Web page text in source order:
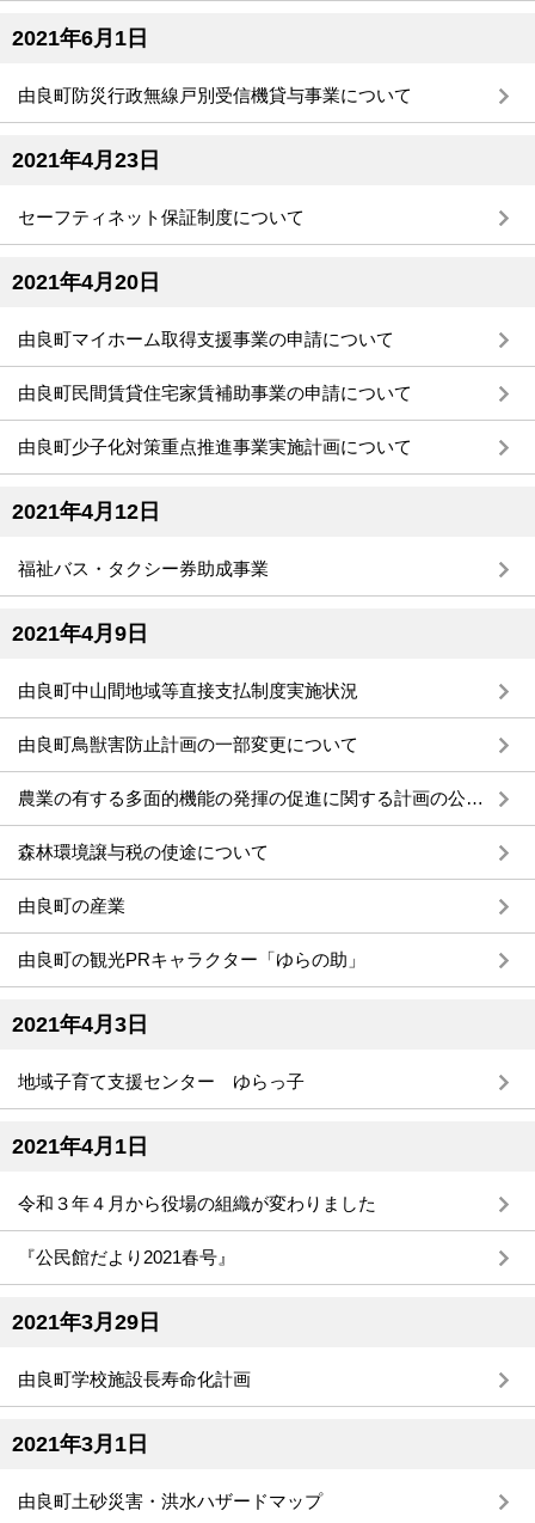
2021年6月1日
由良町防災行政無線戸別受信機貸与事業について
2021年4月23日
セーフティネット保証制度について
2021年4月20日
由良町マイホーム取得支援事業の申請について
由良町民間賃貸住宅家賃補助事業の申請について
由良町少子化対策重点推進事業実施計画について
2021年4月12日
福祉バス・タクシー券助成事業
2021年4月9日
由良町中山間地域等直接支払制度実施状況
由良町鳥獣害防止計画の一部変更について
農業の有する多面的機能の発揮の促進に関する計画の公表について
森林環境譲与税の使途について
由良町の産業
由良町の観光PRキャラクター「ゆらの助」
2021年4月3日
地域子育て支援センター ゆらっ子
2021年4月1日
令和３年４月から役場の組織が変わりました
『公民館だより2021春号』
2021年3月29日
由良町学校施設長寿命化計画
2021年3月1日
由良町土砂災害・洪水ハザードマップ